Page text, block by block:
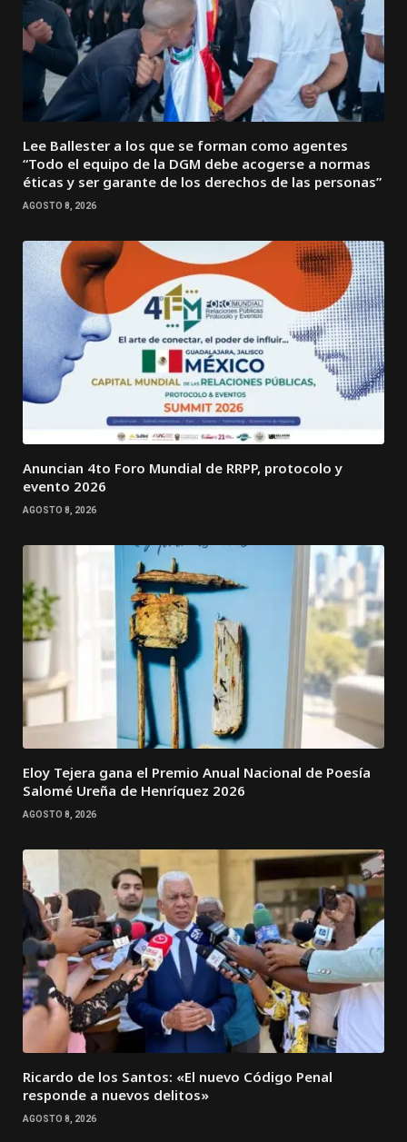
Lee Ballester a los que se forman como agentes
“Todo el equipo de la DGM debe acogerse a normas
éticas y ser garante de los derechos de las personas”
AGOSTO 8, 2026
Anuncian 4to Foro Mundial de RRPP, protocolo y
evento 2026
AGOSTO 8, 2026
Eloy Tejera gana el Premio Anual Nacional de Poesía
Salomé Ureña de Henríquez 2026
AGOSTO 8, 2026
Ricardo de los Santos: «El nuevo Código Penal
responde a nuevos delitos»
AGOSTO 8, 2026